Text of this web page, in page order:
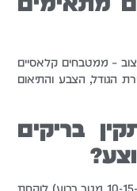
– ממטבחים קלאסיים
הגודל, הצבע והתיאום
בריקים